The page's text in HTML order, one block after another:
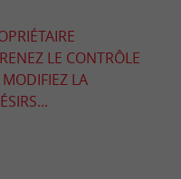
LE CONTRÔLE
LA